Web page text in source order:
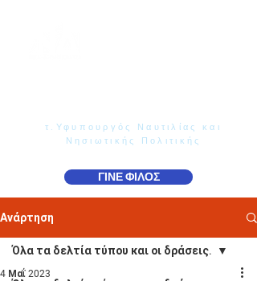
τ.Υφυπουργός Ναυτιλίας και
Νησιωτικής Πολιτικής
ΓΙΝΕ ΦΙΛΟΣ
Ανάρτηση
Όλα τα δελτία τύπου και οι δράσεις.
4 Μαΐ 2023